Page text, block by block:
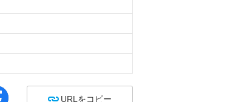
URLをコピー